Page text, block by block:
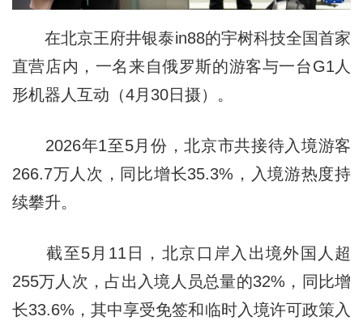
在北京王府井银泰in88的宇树科技全国首家
直营店内，一名来自俄罗斯的游客与一台G1人
形机器人互动（4月30日摄）。
2026年1至5月份，北京市共接待入境游客
266.7万人次，同比增长35.3%，入境游热度持
续攀升。
截至5月11日，北京口岸入出境外国人超
255万人次，占出入境人员总量的32%，同比增
长33.6%，其中享受免签和临时入境许可政策入